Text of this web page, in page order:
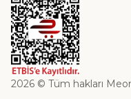
2026 © Tüm hakları